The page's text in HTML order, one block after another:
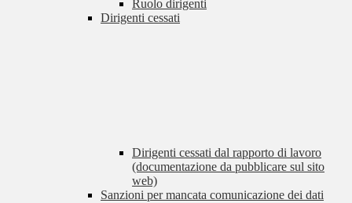
Ruolo dirigenti
Dirigenti cessati
Dirigenti cessati dal rapporto di lavoro
(documentazione da pubblicare sul sito
web)
Sanzioni per mancata comunicazione dei dati